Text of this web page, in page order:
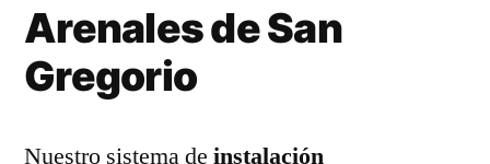
Arenales de San
Gregorio
Nuestro sistema de instalación